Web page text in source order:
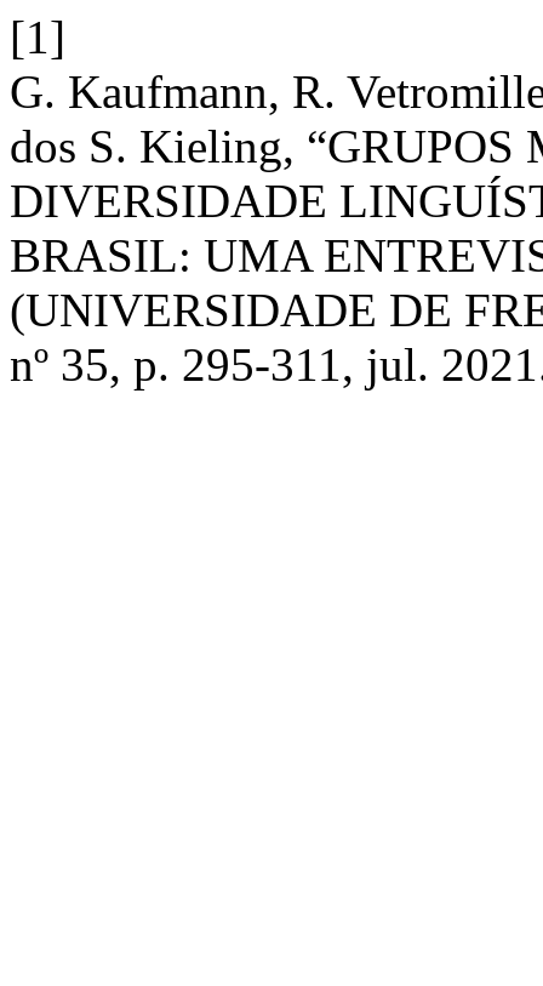
[1]
G. Kaufmann, R.
dos S. Kieling,
DIVERSIDADE
BRASIL: UMA
(UNIVERSIDADE DE
nº 35, p. 295-311, jul.